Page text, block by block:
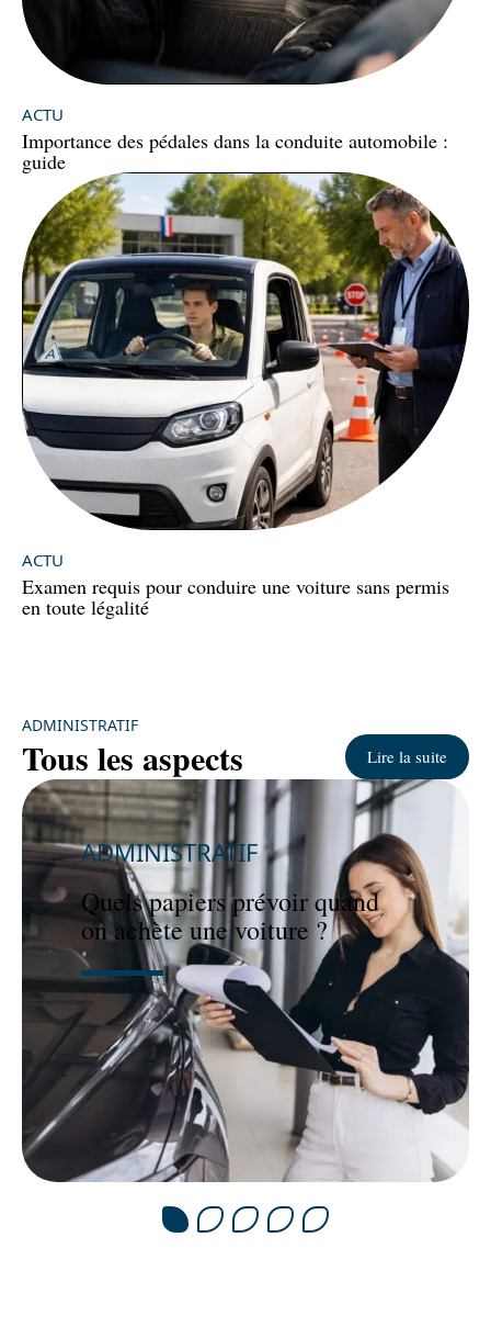
ACTU
Importance des pédales dans la conduite automobile :
guide
ACTU
Examen requis pour conduire une voiture sans permis
en toute légalité
ADMINISTRATIF
Tous les aspects Lire la suite
ADMINISTRATIF
Quels papiers prévoir quand
on achète une voiture ?